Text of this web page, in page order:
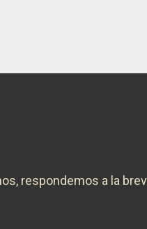
respondemos a la